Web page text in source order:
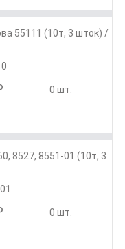
55111 (10т, 3 шток) /
0 шт.
8527, 8551-01 (10т, 3
0 шт.